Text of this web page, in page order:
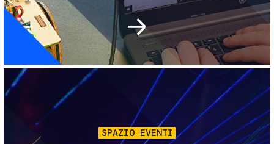
Immagine
SPAZIO EVENTI